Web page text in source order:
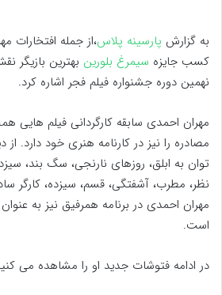
به گزارش پارسینه پلاس،از جمله افتخارات
کسب جایزه سیمرغ بلورین بهترین
نهمین دوره جشنواره فیلم فجر اشاره کرد.
مهران احمدی سابقه کارگردانی فیلم هایی
مصادره را نیز در کارنامه هنری خود دارد.
نظر، مطرب، آشفتگی، قسم، سیزده، کارگر
مهران احمدی در برنامه همرفیق نیز به
است.
در ادامه فتوشات جدید او را مشاهده می